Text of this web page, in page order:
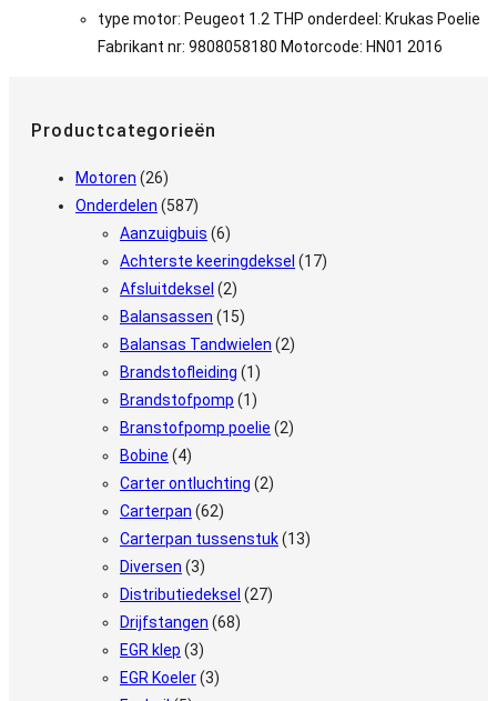
type motor: Peugeot 1.2 THP onderdeel: Krukas Poelie
Fabrikant nr: 9808058180 Motorcode: HN01 2016
Productcategorieën
Motoren (26)
Onderdelen (587)
Aanzuigbuis (6)
Achterste keeringdeksel (17)
Afsluitdeksel (2)
Balansassen (15)
Balansas Tandwielen (2)
Brandstofleiding (1)
Brandstofpomp (1)
Branstofpomp poelie (2)
Bobine (4)
Carter ontluchting (2)
Carterpan (62)
Carterpan tussenstuk(13)
Diversen (3)
Distributiedeksel (27)
Drijfstangen (68)
EGR klep (3)
EGR Koeler(3)